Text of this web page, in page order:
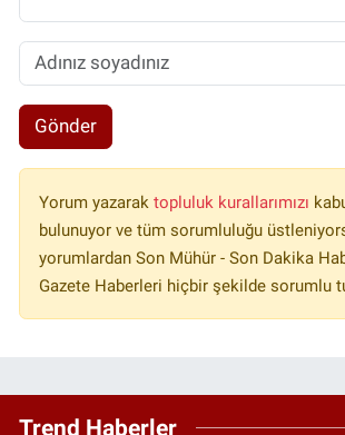
Gönder
Yorum yazarak topluluk kurallarımızı
bulunuyor ve tüm sorumluluğu
yorumlardan Son Mühür - Son Dakika
Gazete Haberleri hiçbir şekilde sorumlu
Trend Haberler